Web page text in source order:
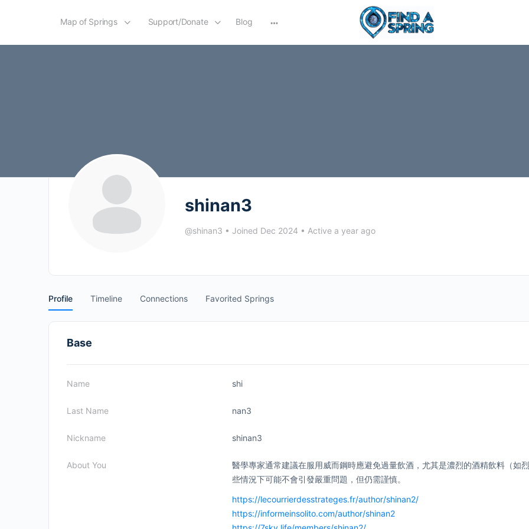
Map of Springs Support/Donate Blog
options
shinan3
@shinan3 • Joined Dec 2024 • Active a year ago
Profile Timeline Connections Favorited Springs
Base
Name shi
Last Name nan3
Nickname shinan3
About You
醫學專家通常建議在服用威而鋼時應避免過量飲酒，尤其是濃烈的酒精飲料（如
些情況下可能不會引發嚴重問題，但仍需謹慎。
https://lecourrierdesstrateges.fr/author/shinan2/
https://informeinsolito.com/author/shinan2